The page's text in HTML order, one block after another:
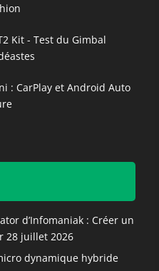
Kit - Test du Gimbal
: CarPlay et Android Auto
d’Infomaniak : Créer un
28 juillet 2026
dynamique hybride